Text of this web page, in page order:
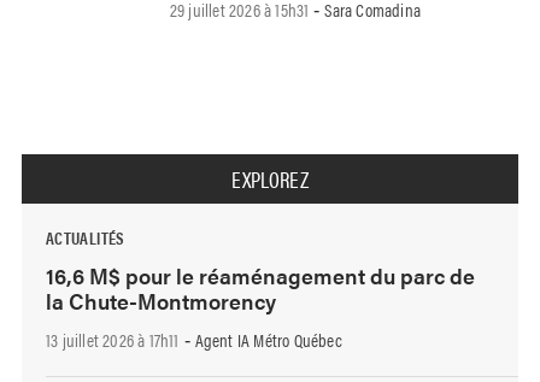
29 juillet 2026 à 15h31 -Sara Comadina
EXPLOREZ
ACTUALITÉS
16,6 M$ pour le réaménagement du parc de
la Chute-Montmorency
13 juillet 2026 à 17h11 - Agent IA Métro Québec